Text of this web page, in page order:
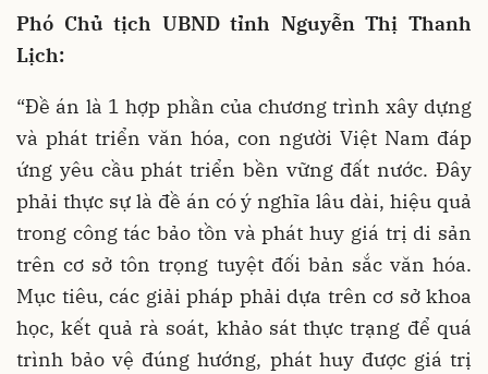
Phó Chủ tịch UBND tỉnh Nguyễn Thị Thanh
Lịch:
“Đề án là 1 hợp phần của chương trình xây dựng
và phát triển văn hóa, con người Việt Nam đáp
ứng yêu cầu phát triển bền vững đất nước. Đây
phải thực sự là đề án có ý nghĩa lâu dài, hiệu quả
trong công tác bảo tồn và phát huy giá trị di sản
trên cơ sở tôn trọng tuyệt đối bản sắc văn hóa.
Mục tiêu, các giải pháp phải dựa trên cơ sở khoa
học, kết quả rà soát, khảo sát thực trạng để quá
trình bảo vệ đúng hướng, phát huy được giá trị